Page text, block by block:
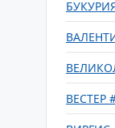
ВЕСТЕР